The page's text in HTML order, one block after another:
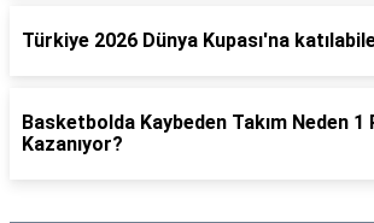
Türkiye 2026 Dünya Kupası'na
Basketbolda Kaybeden Takım Neden 1
Kazanıyor?